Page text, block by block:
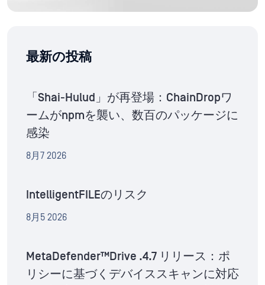
最新の投稿
「Shai-Hulud」が再登場：ChainDropワ
ームがnpmを襲い、数百のパッケージに
感染
8月7 2026
IntelligentFILEのリスク
8月5 2026
MetaDefender™Drive .4.7 リリース：ポ
リシーに基づくデバイススキャンに対応